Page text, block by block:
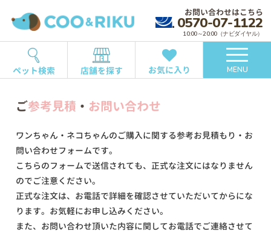
お問い合わせはこちら
0570-07-1122
10:00～20:00（ナビダイヤル）
ペット検索 店舗を探す お気に入り MENU
ご参考見積 ・ お問い合わせ
ワンちゃん・ネコちゃんのご購入に関する参考お見積もり・お
問い合わせフォームです。
こちらのフォームで送信されても、正式な注文にはなりません
のでご注意ください。
正式な注文は、お電話で詳細を確認させていただいてからにな
ります。お気軽にお申し込みください。
また、お問い合わせ頂いた内容に関してお電話でご連絡させて